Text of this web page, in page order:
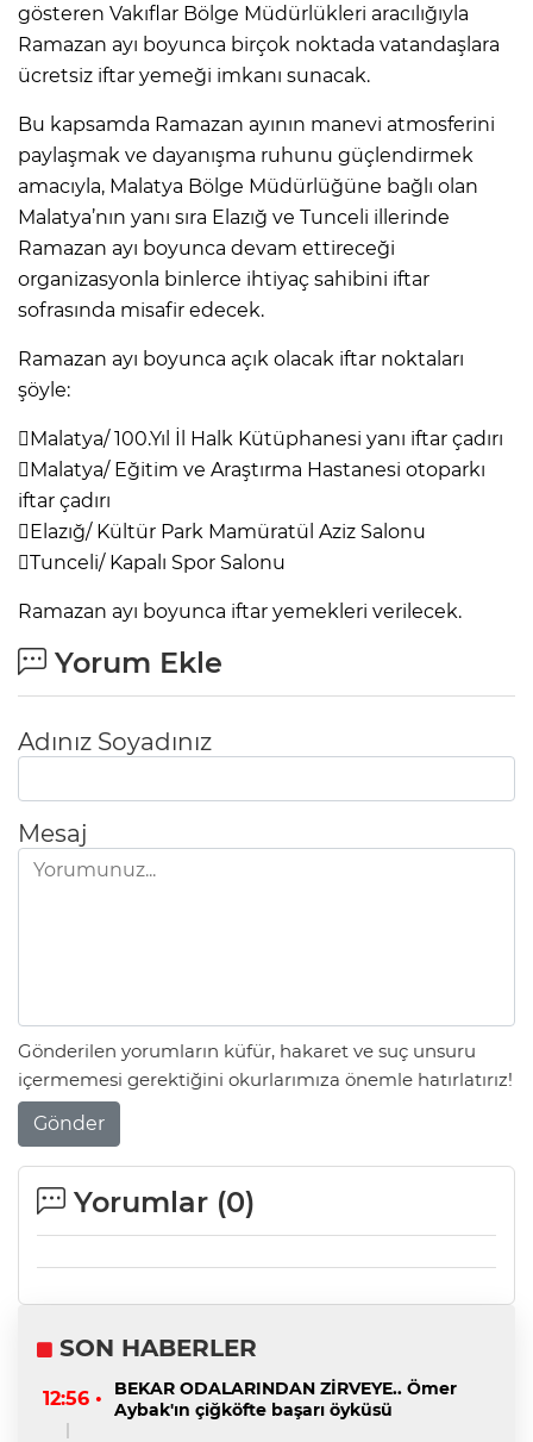
gösteren Vakıflar Bölge Müdürlükleri aracılığıyla
Ramazan ayı boyunca birçok noktada vatandaşlara
ücretsiz iftar yemeği imkanı sunacak.
Bu kapsamda Ramazan ayının manevi atmosferini
paylaşmak ve dayanışma ruhunu güçlendirmek
amacıyla, Malatya Bölge Müdürlüğüne bağlı olan
Malatya’nın yanı sıra Elazığ ve Tunceli illerinde
Ramazan ayı boyunca devam ettireceği
organizasyonla binlerce ihtiyaç sahibini iftar
sofrasında misafir edecek.
Ramazan ayı boyunca açık olacak iftar noktaları
şöyle:
Malatya/ 100.Yıl İl Halk Kütüphanesi yanı iftar çadırı
Malatya/ Eğitim ve Araştırma Hastanesi otoparkı
iftar çadırı
Elazığ/ Kültür Park Mamüratül Aziz Salonu
Tunceli/ Kapalı Spor Salonu
Ramazan ayı boyunca iftar yemekleri verilecek.
Yorum Ekle
Adınız Soyadınız
Mesaj
Gönderilen yorumların küfür, hakaret ve suç unsuru
içermemesi gerektiğini okurlarımıza önemle hatırlatırız!
Gönder
Yorumlar (0)
SON HABERLER
12:56 •
BEKAR ODALARINDAN ZİRVEYE.. Ömer
Aybak'ın çiğköfte başarı öyküsü